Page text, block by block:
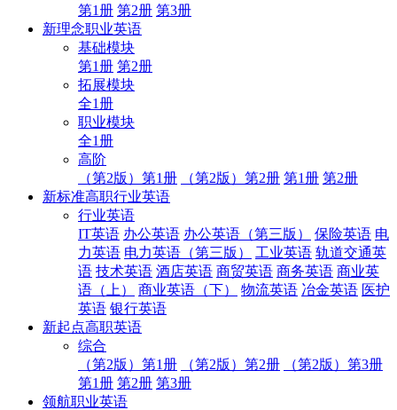
第1册 第2册 第3册
新理念职业英语
基础模块
第1册 第2册
拓展模块
全1册
职业模块
全1册
高阶
（第2版）第1册
（第2版）第2册 第1册 第2册
新标准高职行业英语
行业英语
IT英语 办公英语 办公英语（第三版） 保险英语 电
力英语 电力英语（第三版） 工业英语 轨道交通英
语 技术英语 酒店英语 商贸英语 商务英语 商业英
语（上）
商业英语（下） 物流英语 冶金英语 医护
英语 银行英语
新起点高职英语
综合
（第2版）第1册
（第2版）第2册
（第2版）第3册
第1册 第2册 第3册
领航职业英语